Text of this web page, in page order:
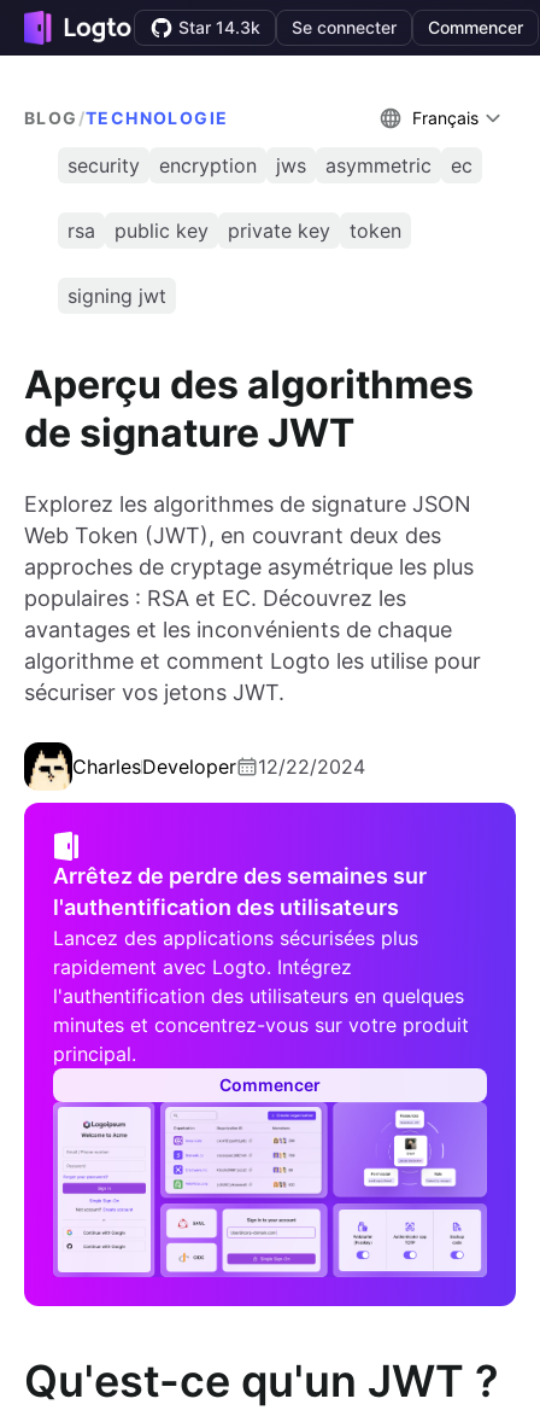
Star 14.3k Se connecter Commencer
BLOG /TECHNOLOGIE Français
security encryption jws asymmetric ec
rsa public key private key token
signing jwt
Aperçu des algorithmes
de signature JWT
Explorez les algorithmes de signature JSON
Web Token (JWT), en couvrant deux des
approches de cryptage asymétrique les plus
populaires : RSA et EC. Découvrez les
avantages et les inconvénients de chaque
algorithme et comment Logto les utilise pour
sécuriser vos jetons JWT.
CharlesDeveloper 12/22/2024
Arrêtez de perdre des semaines sur
l'authentification des utilisateurs
Lancez des applications sécurisées plus
rapidement avec Logto. Intégrez
l'authentification des utilisateurs en quelques
minutes et concentrez-vous sur votre produit
principal.
Commencer
Qu'est-ce qu'un JWT ?